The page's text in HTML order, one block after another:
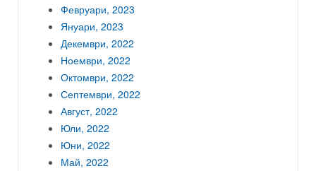
Февруари, 2023
Януари, 2023
Декември, 2022
Ноември, 2022
Октомври, 2022
Септември, 2022
Август, 2022
Юли, 2022
Юни, 2022
Май, 2022